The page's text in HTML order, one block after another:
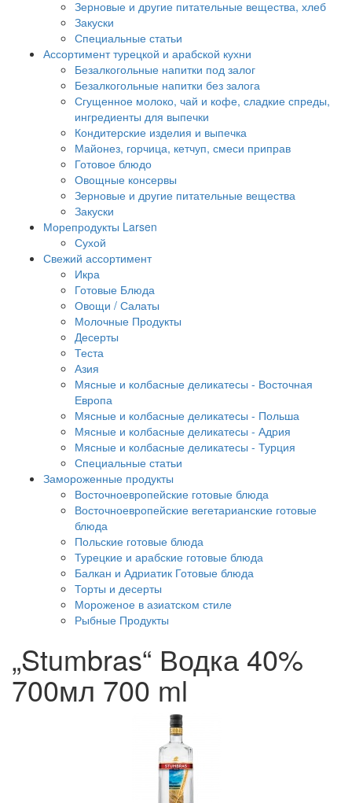
Зерновые и другие питательные вещества, хлеб
Закуски
Специальные статьи
Ассортимент турецкой и арабской кухни
Безалкогольные напитки под залог
Безалкогольные напитки без залога
Сгущенное молоко, чай и кофе, сладкие спреды,
ингредиенты для выпечки
Кондитерские изделия и выпечка
Майонез, горчица, кетчуп, смеси приправ
Готовое блюдо
Овощные консервы
Зерновые и другие питательные вещества
Закуски
Морепродукты Larsen
Сухой
Свежий ассортимент
Икра
Готовые Блюда
Овощи / Салаты
Молочные Продукты
Десерты
Теста
Азия
Мясные и колбасные деликатесы - Восточная
Европа
Мясные и колбасные деликатесы - Польша
Мясные и колбасные деликатесы - Адрия
Мясные и колбасные деликатесы - Турция
Специальные статьи
Замороженные продукты
Восточноевропейские готовые блюда
Восточноевропейские вегетарианские готовые
блюда
Польские готовые блюда
Турецкие и арабские готовые блюда
Балкан и Адриатик Готовые блюда
Торты и десерты
Мороженое в азиатском стиле
Рыбные Продукты
„Stumbras“ Водка 40%
700мл 700 ml